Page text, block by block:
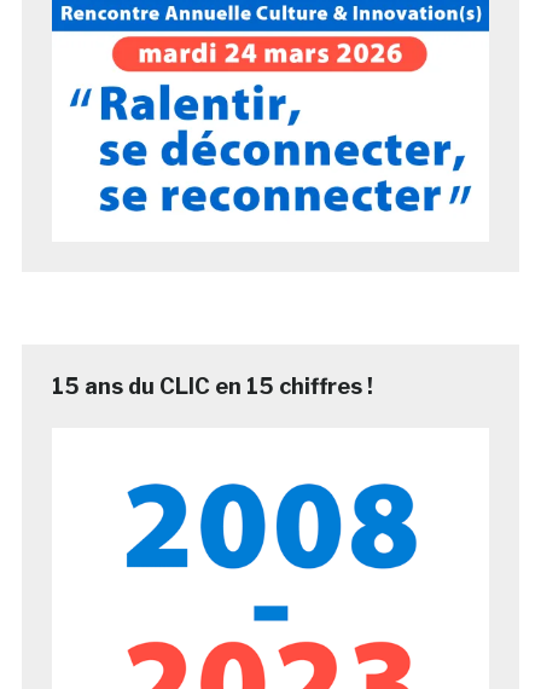
15 ans du CLIC en 15 chiffres !